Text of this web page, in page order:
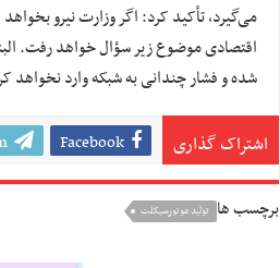
می‌گیرد، تأکید کرد: اگر وزارت نیرو
اقتصادی موضوع زیر سؤال خواهد رفت.
شده و فشار چندانی به شبکه وارد نخواهد
اشتراک گذاری Facebook
برچسب ها تولید موتورسیکلت